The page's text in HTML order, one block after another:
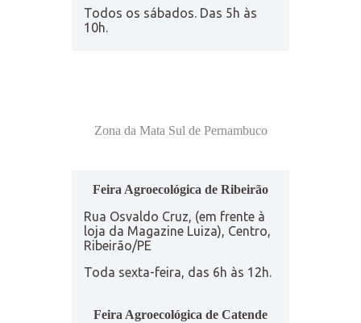
Todos os sábados. Das 5h às
10h.
Zona da Mata Sul de Pernambuco
Feira Agroecológica de Ribeirão
Rua Osvaldo Cruz, (em frente à
loja da Magazine Luiza), Centro,
Ribeirão/PE
Toda sexta-feira, das 6h às 12h.
Feira Agroecológica de Catende